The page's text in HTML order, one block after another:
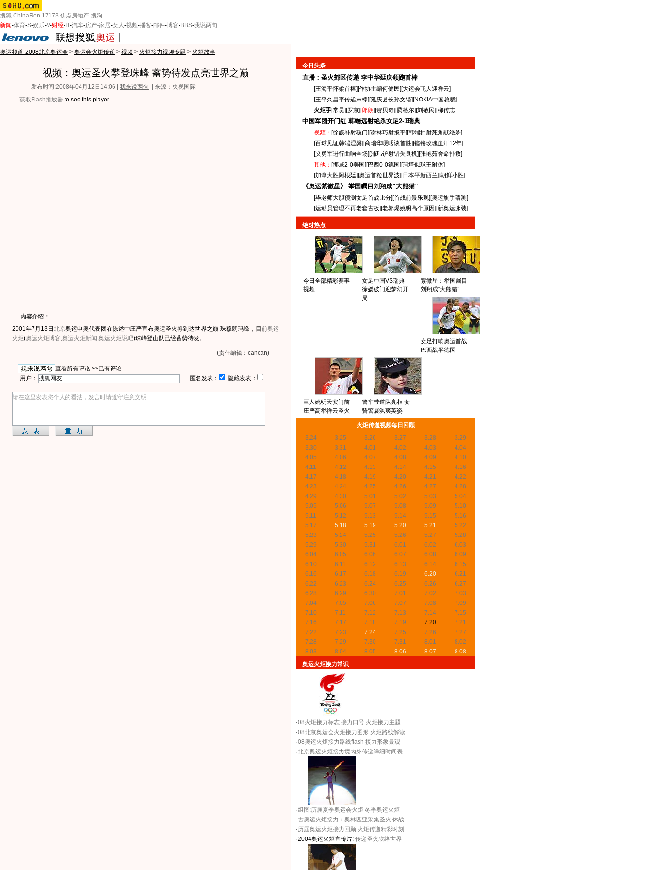
搜狐 ChinaRen 17173 焦点房地产 搜狗
新闻-体育-S-娱乐-V-财经- IT-汽车-房产-家居-女人-视频-播客-邮件-博客-BBS-我说两句
奥运频道-2008北京奥运会 > 奥运会火炬传递 > 视频 > 火炬接力视频专题 > 火炬故事
视频：奥运圣火攀登珠峰 蓄势待发点亮世界之巅
发布时间:2008年04月12日14:06 | 我来说两句
| 来源：央视国际
获取Flash播放器 to see this player.
内容介绍：
2001年7月13日 北京奥运申奥代表团在陈述中庄严宣布奥运圣火将到达世界之巅-珠穆朗玛峰，目前奥运
火炬(奥运火炬博客,奥运火炬新闻 ,奥运火炬说吧)珠峰登山队已经蓄势待发。
(责任编辑：cancan)
查看所有评论 >>已有评论
用户：
匿名发表： 隐藏发表：
今日头条
直播：圣火郊区传递 李中华延庆领跑首棒
[王海平怀柔首棒][作协主编何健民][大运会飞人迎祥云]
[王平久昌平传递末棒][延庆县长孙文锴][NOKIA中国总裁]
火炬手[常昊][罗京][郎朗][贺贝奇][腾格尔][刘敬民][柳传志]
中国军团开门红 韩端远射绝杀女足2-1瑞典
视频： [徐媛补射破门][谢林巧射扳平][韩端抽射死角献绝杀]
[百球见证韩端涅槃][商瑞华哽咽谈首胜][铿锵玫瑰血汗12年]
[义勇军进行曲响全场][浦玮铲射错失良机][张艳茹舍命扑救]
其他： [挪威2-0美国][巴西0-0德国][玛塔似球王附体]
[加拿大胜阿根廷][奥运首粒世界波][日本平新西兰][朝鲜小胜]
《奥运紫微星》 举国瞩目刘翔成“大熊猫”
[毕老师大胆预测女足首战比分][首战前景乐观][奥运旗手猜测]
[运动员管理不再老套古板][老郭爆姚明高个原因][新奥运泳装]
绝对热点
今日全部精彩赛事
视频
女足中国VS瑞典
徐媛破门迎梦幻开
局
紫微星：举国瞩目
刘翔成“大熊猫”
女足打响奥运首战
巴西战平德国
巨人姚明天安门前
庄严高举祥云圣火
警车带道队亮相 女
骑警展飒爽英姿
火炬传递视频每日回顾
3.24
3.25 3.26 3.27 3.28
3.29
3.30
3.31 4.01 4.02 4.03
4.04
4.05
4.06 4.07 4.08 4.09
4.10
4.11
4.12 4.13 4.14 4.15
4.16
4.17
4.18 4.19 4.20 4.21
4.22
4.23
4.24 4.25 4.26 4.27
4.28
4.29
4.30 5.01 5.02 5.03
5.04
5.05
5.06 5.07 5.08 5.09
5.10
5.11
5.12 5.13 5.14 5.15
5.16
5.17
5.18 5.19 5.20 5.21
5.22
5.23
5.24 5.25 5.26 5.27
5.28
5.29
5.30 5.31 6.01 6.02
6.03
6.04
6.05 6.06 6.07 6.08
6.09
6.10
6.11 6.12 6.13 6.14
6.15
6.16
6.17 6.18 6.19 6.20
6.21
6.22
6.23 6.24 6.25 6.26
6.27
6.28
6.29 6.30 7.01 7.02
7.03
7.04
7.05 7.06 7.07 7.08
7.09
7.10
7.11 7.12 7.13 7.14
7.15
7.16
7.17 7.18 7.19 7.20
7.21
7.22
7.23 7.24 7.25 7.26
7.27
7.28
7.29 7.30 7.31 8.01
8.02
8.03
8.04 8.05 8.06 8.07
8.08
奥运火炬接力常识
·08火炬接力标志 接力口号 火炬接力主题
·08北京奥运会火炬接力图形 火炬路线解读
·08奥运火炬接力路线flash 接力形象景观
·北京奥运火炬接力境内外传递详细时间表
·组图:历届夏季奥运会火炬 冬季奥运火炬
·古奥运火炬接力：奥林匹亚采集圣火 休战
·历届奥运火炬接力回顾 火炬传递精彩时刻
·2004奥运火炬宣传片: 传递圣火联络世界